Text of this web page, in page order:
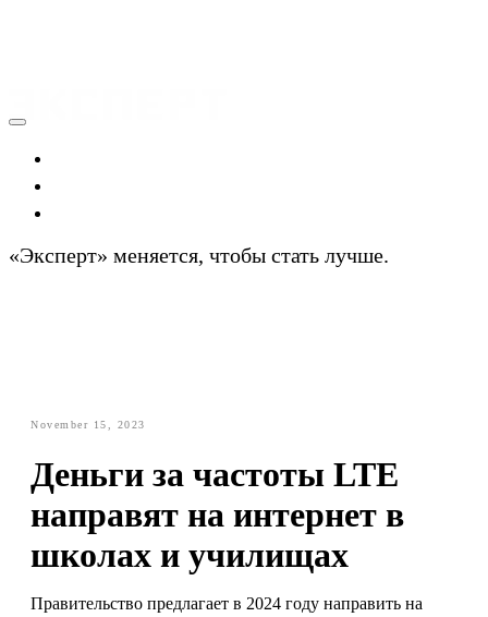
«Эксперт» меняется, чтобы стать лучше.
November 15, 2023
Деньги за частоты LTE
направят на интернет в
школах и училищах
Правительство предлагает в 2024 году направить на